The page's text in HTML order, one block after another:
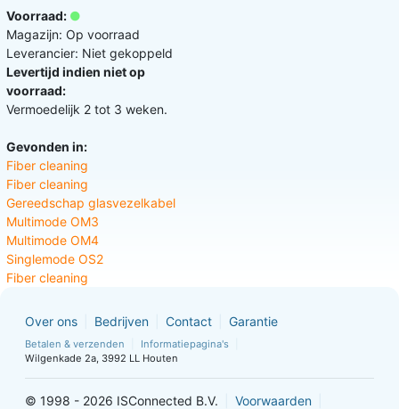
Voorraad:
Magazijn: Op voorraad
Leverancier: Niet gekoppeld
Levertijd indien niet op
voorraad:
Vermoedelijk 2 tot 3 weken.
Gevonden in:
Fiber cleaning
Fiber cleaning
Gereedschap glasvezelkabel
Multimode OM3
Multimode OM4
Singlemode OS2
Fiber cleaning
Over ons Bedrijven Contact Garantie
Betalen & verzenden
Informatiepagina's
Wilgenkade 2a, 3992 LL Houten
© 1998 - 2026 ISConnected B.V. Voorwaarden